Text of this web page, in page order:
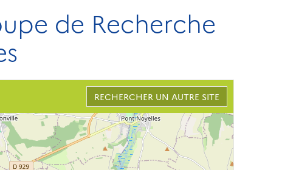
de Recherche
RECHERCHER UN AUTRE SITE